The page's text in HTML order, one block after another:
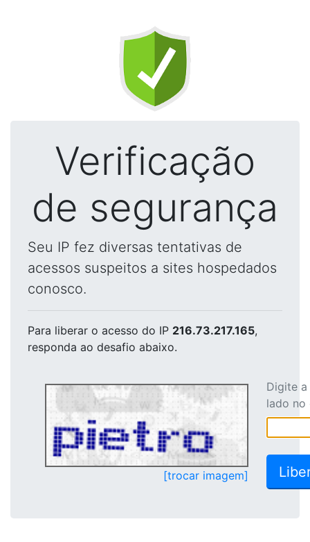
Verificação
de segurança
Seu IP fez diversas tentativas de
acessos suspeitos a sites hospedados
conosco.
Para liberar o acesso do IP 216.73.217.165,
responda ao desafio abaixo.
[trocar imagem]
Digite
lado no